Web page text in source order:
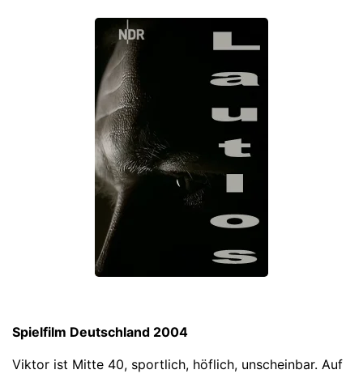
Spielfilm Deutschland 2004
Viktor ist Mitte 40, sportlich, höflich, unscheinbar. Auf